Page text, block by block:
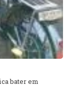
bater em